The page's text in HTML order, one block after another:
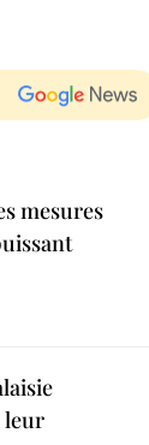
mesures
leur